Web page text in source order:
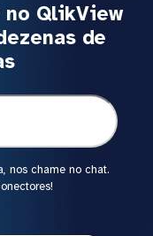
no QlikView
de
nos chame no chat.